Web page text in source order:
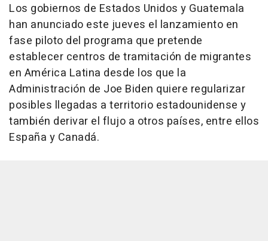
Los gobiernos de Estados Unidos y Guatemala
han anunciado este jueves el lanzamiento en
fase piloto del programa que pretende
establecer centros de tramitación de migrantes
en América Latina desde los que la
Administración de Joe Biden quiere regularizar
posibles llegadas a territorio estadounidense y
también derivar el flujo a otros países, entre ellos
España y Canadá.